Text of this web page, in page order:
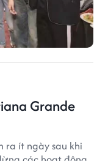
Grande
ra ít ngày sau khi